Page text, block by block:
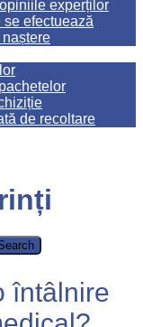
experților
efectuează
de recoltare
întâlnire